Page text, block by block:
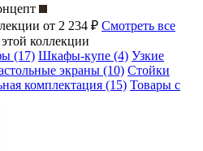
от 2 234 ₽ Смотреть все
коллекции
(17) Шкафы-купе (4) Узкие
экраны (10) Стойки
комплектация (15) Товары с